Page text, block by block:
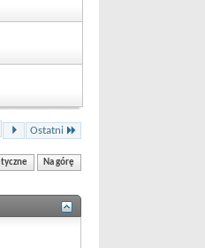
Ostatni
Na górę